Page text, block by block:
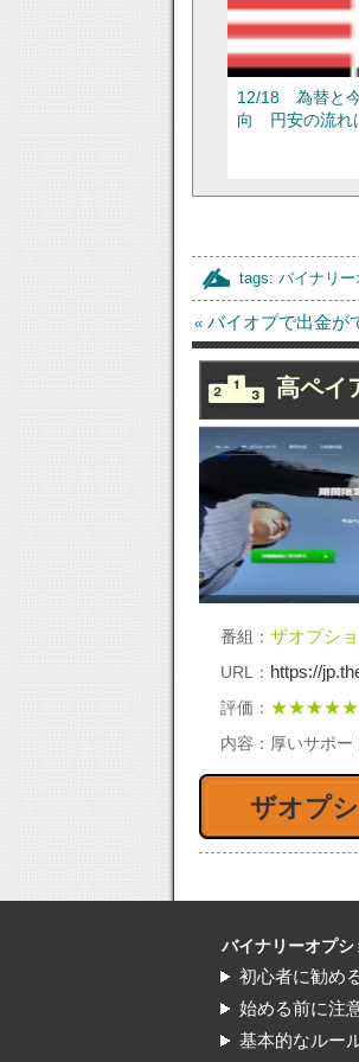
12/18 為替と
向 円安の流れ
24オプション
法はあるのか？
24オプションの
24オプション
tags: バイナリ
« バイオプで出金が
高ペイ
番組：
URL：
評価：
内容：
ザオプシ
https://
厚いサポー
ザオプ
バイナリーオプシ
初心者に勧め
始める前に注
基本的なルー